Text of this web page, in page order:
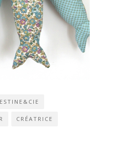
CRÉATRICE